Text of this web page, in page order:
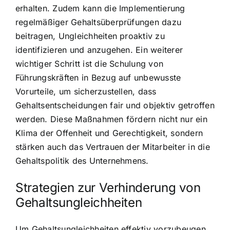
erhalten. Zudem kann die Implementierung
regelmäßiger Gehaltsüberprüfungen dazu
beitragen, Ungleichheiten proaktiv zu
identifizieren und anzugehen. Ein weiterer
wichtiger Schritt ist die Schulung von
Führungskräften in Bezug auf unbewusste
Vorurteile, um sicherzustellen, dass
Gehaltsentscheidungen fair und objektiv getroffen
werden. Diese Maßnahmen fördern nicht nur ein
Klima der Offenheit und Gerechtigkeit, sondern
stärken auch das Vertrauen der Mitarbeiter in die
Gehaltspolitik des Unternehmens.
Strategien zur Verhinderung von
Gehaltsungleichheiten